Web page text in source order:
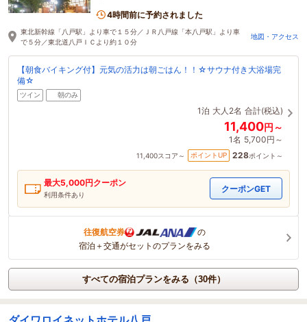
4時間前に予約されました
東北新幹線「八戸駅」より車で１５分／ＪＲ八戸線「本八戸駅」より車
で５分／東北道八戸ＩＣより約１０分
地図・アクセス
【朝食バイキング付】元気の活力は朝ごはん！！☆サウナ付き大浴場完
備☆
ツイン 朝のみ
1泊 大人2名 合計(税込)
11,400円～
1名 5,700円～
11,400スコア～ ポイントUP 228ポイント～
最大5,000円クーポン
利用条件あり
クーポンGET
往復航空券
の
宿泊＋交通がセットのプランをみる
すべての宿泊プランをみる（30件）